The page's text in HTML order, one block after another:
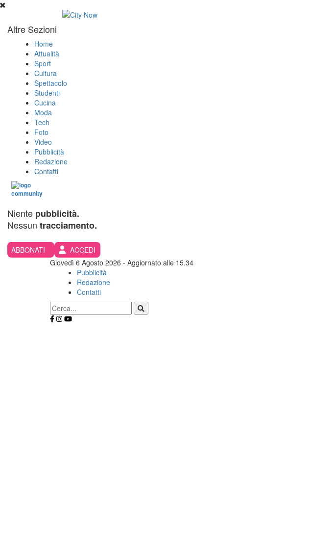
Altre Sezioni
Home
Attualità
Sport
Cultura
Spettacolo
Studenti
Cucina
Moda
Tech
Foto
Video
Pubblicità
Redazione
Contatti
Niente pubblicità.
Nessun tracciamento.
ABBONATI
ACCEDI
Giovedì 6 Agosto 2026 - Aggiornato alle 15.34
Pubblicità
Redazione
Contatti